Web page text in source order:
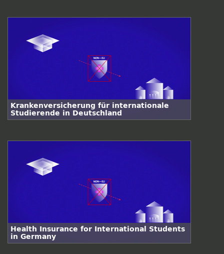
Krankenversicherung für internationale
Studierende in Deutschland
Health Insurance for International Students
in Germany